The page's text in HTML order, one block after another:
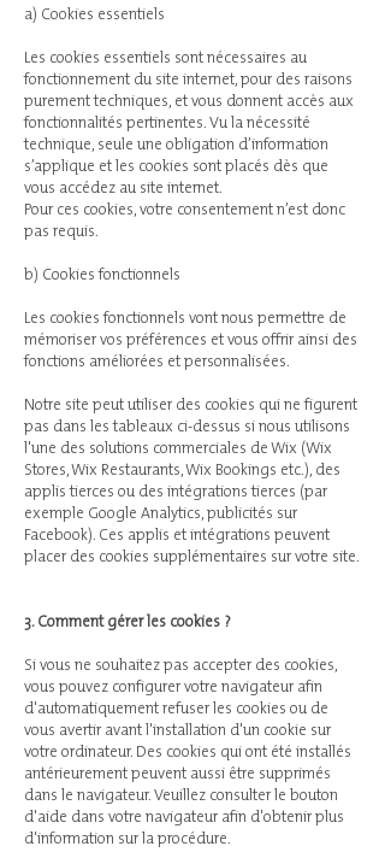
​a) Cookies essentiels
Les cookies essentiels sont nécessaires au
fonctionnement du site internet, pour des raisons
purement techniques, et vous donnent accès aux
fonctionnalités pertinentes. Vu la nécessité
technique, seule une obligation d’information
s’applique et les cookies sont placés dès que
vous accédez au site internet.
Pour ces cookies, votre consentement n’est donc
pas requis.
b) Cookies fonctionnels
Les cookies fonctionnels vont nous permettre de
mémoriser vos préférences et vous offrir ainsi des
fonctions améliorées et personnalisées.
Notre site peut utiliser des cookies qui ne figurent
pas dans les tableaux ci-dessus si nous utilisons
l'une des solutions commerciales de Wix (Wix
Stores, Wix Restaurants, Wix Bookings etc.), des
applis tierces ou des intégrations tierces (par
exemple Google Analytics, publicités sur
Facebook). Ces applis et intégrations peuvent
placer des cookies supplémentaires sur votre site.
3. Comment gérer les cookies ?
Si vous ne souhaitez pas accepter des cookies,
vous pouvez configurer votre navigateur afin
d'automatiquement refuser les cookies ou de
vous avertir avant l'installation d'un cookie sur
votre ordinateur. Des cookies qui ont été installés
antérieurement peuvent aussi être supprimés
dans le navigateur. Veuillez consulter le bouton
d'aide dans votre navigateur afin d'obtenir plus
d'information sur la procédure.